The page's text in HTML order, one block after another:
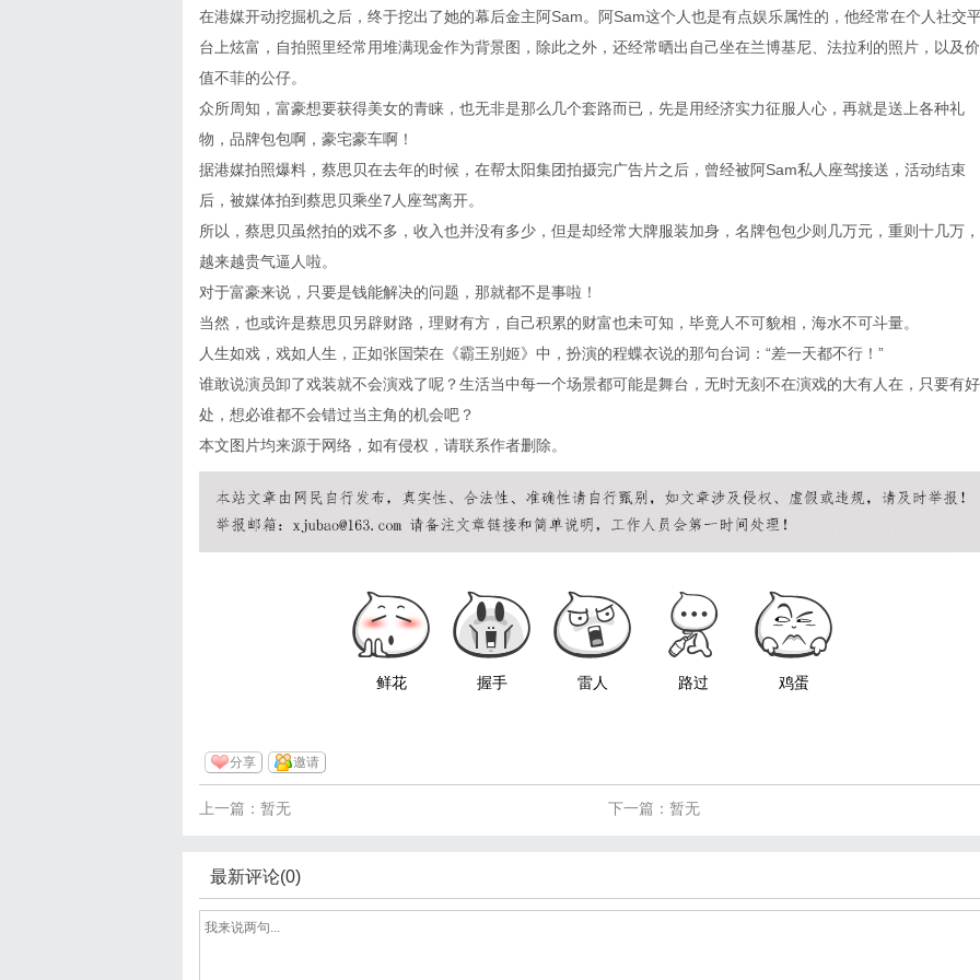
在港媒开动挖掘机之后，终于挖出了她的幕后金主阿Sam。阿Sam这个人也是有点娱乐属性的，他经常在个人社交
台上炫富，自拍照里经常用堆满现金作为背景图，除此之外，还经常晒出自己坐在兰博基尼、法拉利的照片，以及价
值不菲的公仔。
众所周知，富豪想要获得美女的青睐，也无非是那么几个套路而已，先是用经济实力征服人心，再就是送上各种礼
物，品牌包包啊，豪宅豪车啊！
据港媒拍照爆料，蔡思贝在去年的时候，在帮太阳集团拍摄完广告片之后，曾经被阿Sam私人座驾接送，活动结束
后，被媒体拍到蔡思贝乘坐7人座驾离开。
所以，蔡思贝虽然拍的戏不多，收入也并没有多少，但是却经常大牌服装加身，名牌包包少则几万元，重则十几万，
越来越贵气逼人啦。
对于富豪来说，只要是钱能解决的问题，那就都不是事啦！
当然，也或许是蔡思贝另辟财路，理财有方，自己积累的财富也未可知，毕竟人不可貌相，海水不可斗量。
人生如戏，戏如人生，正如张国荣在《霸王别姬》中，扮演的程蝶衣说的那句台词：“差一天都不行！”
谁敢说演员卸了戏装就不会演戏了呢？生活当中每一个场景都可能是舞台，无时无刻不在演戏的大有人在，只要有好
处，想必谁都不会错过当主角的机会吧？
本文图片均来源于网络，如有侵权，请联系作者删除。
鲜花 握手 雷人 路过 鸡蛋
分享 邀请
下一篇：暂无
上一篇：暂无
最新评论(0)